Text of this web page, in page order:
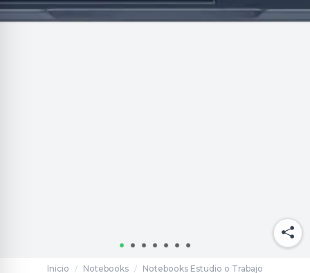
Inicio / Notebooks / Notebooks Estudio o Trabajo